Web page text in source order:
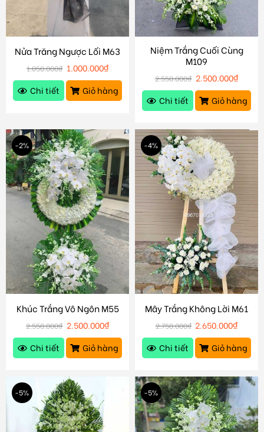
Nửa Trăng Ngược Lối M63
1.050.000₫ 1.000.000₫
Chi tiết
Giỏ hàng
Niệm Trắng Cuối Cùng
M109
2.550.000₫ 2.500.000₫
Chi tiết
Giỏ hàng
-2%
Khúc Trắng Vô Ngôn M55
2.550.000₫ 2.500.000₫
Chi tiết
Giỏ hàng
-4%
Mây Trắng Không Lời M61
2.750.000₫ 2.650.000₫
Chi tiết
Giỏ hàng
-5% -5%